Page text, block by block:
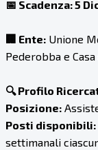
📅 Scadenza: 5
🏢 Ente: Unione
Pederobba e
🔍 Profilo
Posizione:
Posti disponibili:
settimanali